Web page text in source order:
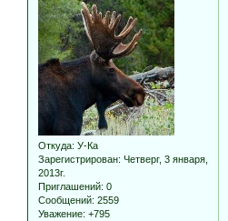
Откуда: У-Ка
Зарегистрирован: Четверг, 3 января,
2013г.
Приглашений: 0
Сообщений: 2559
Уважение: +795